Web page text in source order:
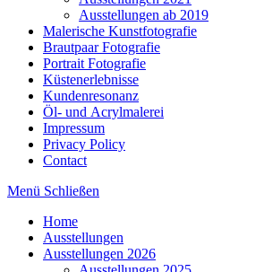
Ausstellungen ab 2019
Malerische Kunstfotografie
Brautpaar Fotografie
Portrait Fotografie
Küstenerlebnisse
Kundenresonanz
Öl- und Acrylmalerei
Impressum
Privacy Policy
Contact
Menü Schließen
Home
Ausstellungen
Ausstellungen 2026